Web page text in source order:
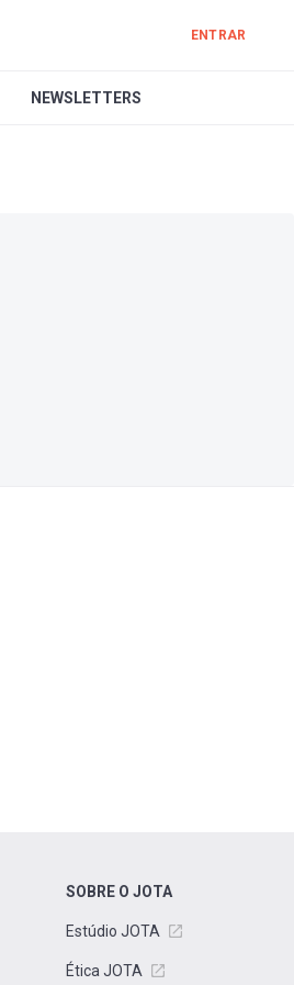
ENTRAR
NEWSLETTERS
SOBRE O JOTA
Estúdio JOTA
Ética JOTA